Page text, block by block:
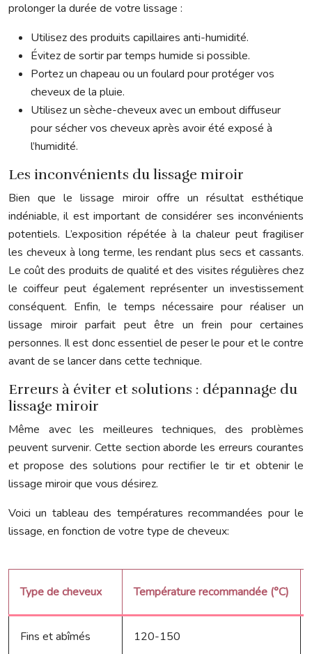
prolonger la durée de votre lissage :
Utilisez des produits capillaires anti-humidité.
Évitez de sortir par temps humide si possible.
Portez un chapeau ou un foulard pour protéger vos
cheveux de la pluie.
Utilisez un sèche-cheveux avec un embout diffuseur
pour sécher vos cheveux après avoir été exposé à
l’humidité.
Les inconvénients du lissage miroir
Bien que le lissage miroir offre un résultat esthétique
indéniable, il est important de considérer ses inconvénients
potentiels. L’exposition répétée à la chaleur peut fragiliser
les cheveux à long terme, les rendant plus secs et cassants.
Le coût des produits de qualité et des visites régulières chez
le coiffeur peut également représenter un investissement
conséquent. Enfin, le temps nécessaire pour réaliser un
lissage miroir parfait peut être un frein pour certaines
personnes. Il est donc essentiel de peser le pour et le contre
avant de se lancer dans cette technique.
Erreurs à éviter et solutions : dépannage du
lissage miroir
Même avec les meilleures techniques, des problèmes
peuvent survenir. Cette section aborde les erreurs courantes
et propose des solutions pour rectifier le tir et obtenir le
lissage miroir que vous désirez.
Voici un tableau des températures recommandées pour le
lissage, en fonction de votre type de cheveux:
Type de cheveux Température recommandée (°C)
Fins et abîmés 120-150